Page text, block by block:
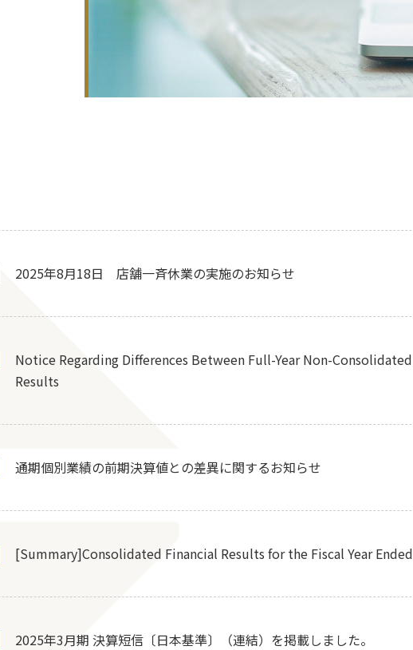
2025年8月18日 店舗一斉休業の実施のお知らせ
Notice Regarding Differences Between Full-Year Non-
Results
通期個別業績の前期決算値との差異に関するお知らせ
[Summary]Consolidated Financial Results for the Fiscal Year
2025年3月期 決算短信〔日本基準〕（連結）を掲載しました。